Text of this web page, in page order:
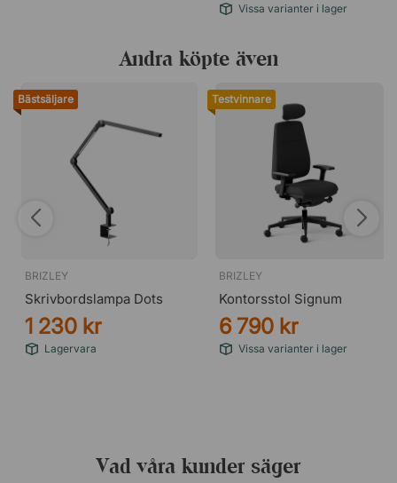
Vissa varianter i lager
Andra köpte även
Bästsäljare
BRIZLEY
Skrivbordslampa Dots
1 230 kr
Lagervara
Testvinnare
BRIZLEY
Kontorsstol Signum
6 790 kr
Vissa varianter i lager
Vad våra kunder säger